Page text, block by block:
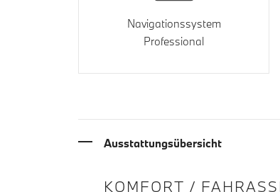
Navigationssystem
Professional
Ausstattungsübersicht
KOMFORT /